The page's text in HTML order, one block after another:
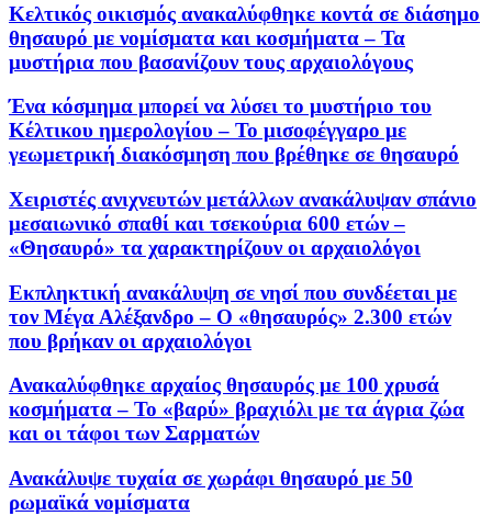
Kελτικός οικισμός ανακαλύφθηκε κοντά σε διάσημο
θησαυρό με νομίσματα και κοσμήματα – Τα
μυστήρια που βασανίζουν τους αρχαιολόγους
Ένα κόσμημα μπορεί να λύσει το μυστήριο του
Κέλτικου ημερολογίου – Το μισοφέγγαρο με
γεωμετρική διακόσμηση που βρέθηκε σε θησαυρό
Χειριστές ανιχνευτών μετάλλων ανακάλυψαν σπάνιο
μεσαιωνικό σπαθί και τσεκούρια 600 ετών –
«Θησαυρό» τα χαρακτηρίζουν οι αρχαιολόγοι
Εκπληκτική ανακάλυψη σε νησί που συνδέεται με
τον Μέγα Αλέξανδρο – Ο «θησαυρός» 2.300 ετών
που βρήκαν οι αρχαιολόγοι
Ανακαλύφθηκε αρχαίος θησαυρός με 100 χρυσά
κοσμήματα – Το «βαρύ» βραχιόλι με τα άγρια ζώα
και οι τάφοι των Σαρματών
Ανακάλυψε τυχαία σε χωράφι θησαυρό με 50
ρωμαϊκά νομίσματα